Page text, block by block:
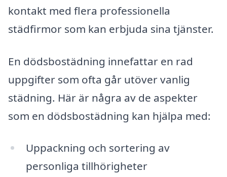
kontakt med flera professionella
städfirmor som kan erbjuda sina tjänster.
En dödsbostädning innefattar en rad
uppgifter som ofta går utöver vanlig
städning. Här är några av de aspekter
som en dödsbostädning kan hjälpa med:
Uppackning och sortering av
personliga tillhörigheter